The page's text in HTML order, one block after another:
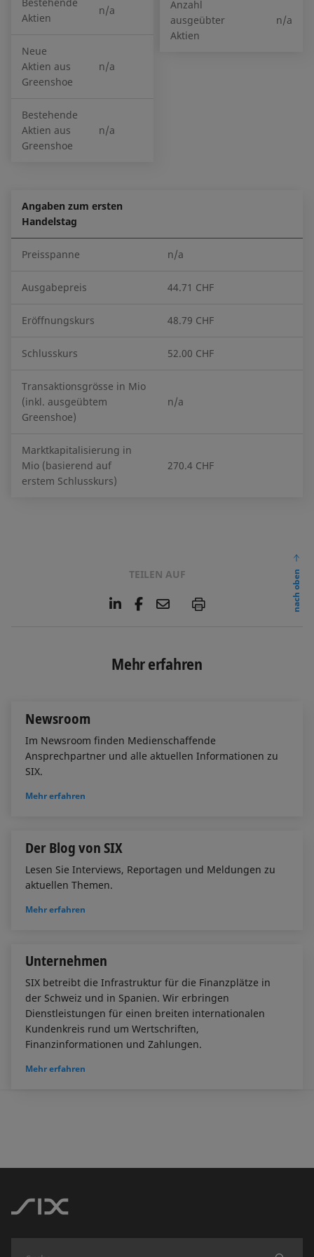
Aktien
n/a
Neue
Aktien aus
Greenshoe
n/a
Bestehende
Aktien aus
Greenshoe
n/a
Anzahl
ausgeübter
Aktien
n/a
Angaben zum ersten
Handelstag
Preisspanne n/a
Ausgabepreis 44.71 CHF
Eröffnungskurs 48.79 CHF
Schlusskurs 52.00 CHF
Transaktionsgrösse in Mio
(inkl. ausgeübtem
Greenshoe)
n/a
Marktkapitalisierung in
Mio (basierend auf
erstem Schlusskurs)
270.4 CHF
TEILEN AUF
L
e
d
F
o
E
l
P
nach oben
Mehr erfahren
Newsroom
Im Newsroom finden Medienschaffende
Ansprechpartner und alle aktuellen Informationen zu
SIX.
Mehr erfahren
Der Blog von SIX
Lesen Sie Interviews, Reportagen und Meldungen zu
aktuellen Themen.
Mehr erfahren
Unternehmen
SIX betreibt die Infrastruktur für die Finanzplätze in
der Schweiz und in Spanien. Wir erbringen
Dienstleistungen für einen breiten internationalen
Kundenkreis rund um Wertschriften,
Finanzinformationen und Zahlungen.
Mehr erfahren